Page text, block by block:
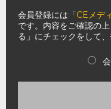
会員登録には「CEメデ
です。内容をご確認の
る」にチェックをして